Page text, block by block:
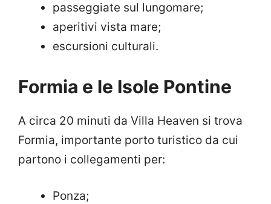
passeggiate sul lungomare;
aperitivi vista mare;
escursioni culturali.
Formia e le Isole Pontine
A circa 20 minuti da Villa Heaven si trova
Formia, importante porto turistico da cui
partono i collegamenti per:
Ponza;